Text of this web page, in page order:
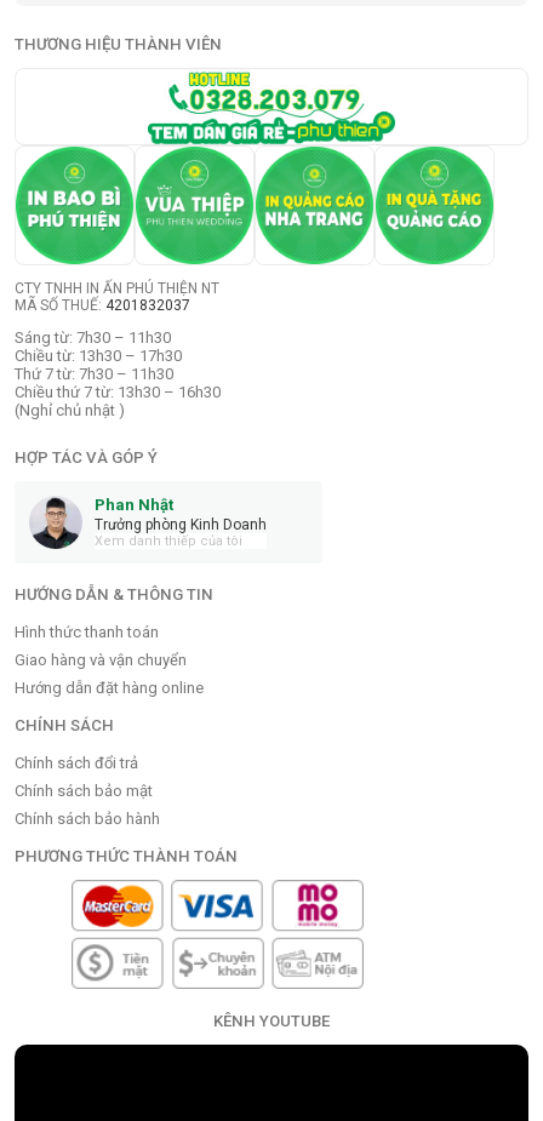
THƯƠNG HIỆU THÀNH VIÊN
CTY TNHH IN ẤN PHÚ THIỆN NT
MÃ SỐ THUẾ: 4201832037
Sáng từ: 7h30 – 11h30
Chiều từ: 13h30 – 17h30
Thứ 7 từ: 7h30 – 11h30
Chiều thứ 7 từ: 13h30 – 16h30
(Nghỉ chủ nhật )
HỢP TÁC VÀ GÓP Ý
Phan Nhật
Trưởng phòng Kinh Doanh
Xem danh thiếp của tôi
HƯỚNG DẪN & THÔNG TIN
Hình thức thanh toán
Giao hàng và vận chuyển
Hướng dẫn đặt hàng online
CHÍNH SÁCH
Chính sách đổi trả
Chính sách bảo mật
Chính sách bảo hành
PHƯƠNG THỨC THÀNH TOÁN
KÊNH YOUTUBE